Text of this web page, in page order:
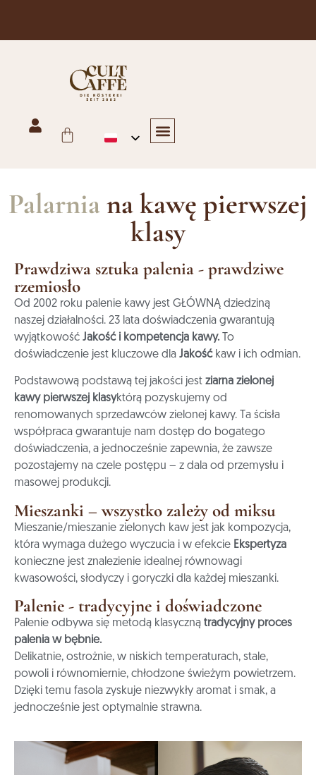
Darmowa wysyłka w Austrii dla zamówień powyżej 125 euro
Palarniana kawę pierwszej
klasy
Prawdziwa sztuka palenia - prawdziwe
rzemiosło
Od 2002 roku palenie kawy jest GŁÓWNĄ dziedziną
naszej działalności. 23 lata doświadczenia gwarantują
wyjątkowość Jakość i kompetencja kawy.
To
doświadczenie jest kluczowe dla Jakośćkaw i ich odmian.
Podstawową podstawą tej jakości jest ziarna zielonej
kawy pierwszej klasyktórą pozyskujemy od
renomowanych sprzedawców zielonej kawy. Ta ścisła
współpraca gwarantuje nam dostęp do bogatego
doświadczenia, a jednocześnie zapewnia, że zawsze
pozostajemy na czele postępu – z dala od przemysłu i
masowej produkcji.
Mieszanki – wszystko zależy od miksu
Mieszanie/mieszanie zielonych kaw jest jak kompozycja,
która wymaga dużego wyczucia i w efekcie Ekspertyza
konieczne jest znalezienie idealnej równowagi
kwasowości, słodyczy i goryczki dla każdej mieszanki.
Palenie - tradycyjne i doświadczone
Palenie odbywa się metodą klasyczną tradycyjny proces
palenia w bębnie.
Delikatnie, ostrożnie, w niskich temperaturach, stale,
powoli i równomiernie, chłodzone świeżym powietrzem.
Dzięki temu fasola zyskuje niezwykły aromat i smak, a
jednocześnie jest optymalnie strawna.